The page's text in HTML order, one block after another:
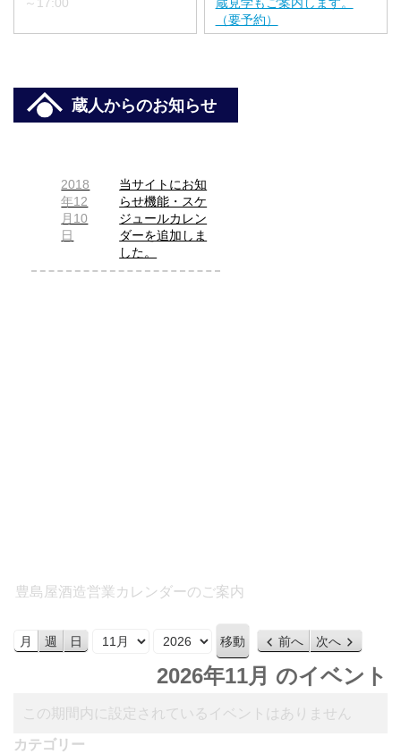
（要予約）
蔵人からのお知らせ
2018
年12
月10
日
当サイトにお知
らせ機能・スケ
ジュールカレン
ダーを追加しま
した。
豊島屋酒造営業カレンダーのご案内
月 週 日 月 年 前へ 次へ
2026年11月 のイベント
この期間内に設定されているイベントはありません
カテゴリー